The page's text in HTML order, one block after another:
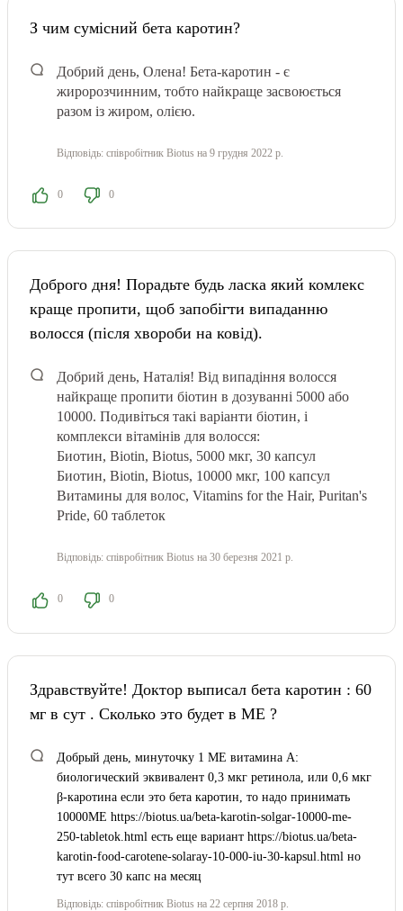
З чим сумісний бета каротин?
Добрий день, Олена! Бета-каротин - є
жиророзчинним, тобто найкраще засвоюється
разом із жиром, олією.
Відповідь: співробітник Biotus на 9 грудня 2022 р.
0 0
Доброго дня! Порадьте будь ласка який комлекс
краще пропити, щоб запобігти випаданню
волосся (після хвороби на ковід).
Добрий день, Наталія! Від випадіння волосся
найкраще пропити біотин в дозуванні 5000 або
10000. Подивіться такі варіанти біотин, і
комплекси вітамінів для волосся:
Биотин, Biotin, Biotus, 5000 мкг, 30 капсул
Биотин, Biotin, Biotus, 10000 мкг, 100 капсул
Витамины для волос, Vitamins for the Hair, Puritan's
Pride, 60 таблеток
Відповідь: співробітник Biotus на 30 березня 2021 р.
0 0
Здравствуйте! Доктор выписал бета каротин : 60
мг в сут . Сколько это будет в МЕ ?
Добрый день, минуточку 1 МЕ витамина A:
биологический эквивалент 0,3 мкг ретинола, или 0,6 мкг
β-каротина если это бета каротин, то надо принимать
10000МЕ https://biotus.ua/beta-karotin-solgar-10000-me-
250-tabletok.html есть еще вариант https://biotus.ua/beta-
karotin-food-carotene-solaray-10-000-iu-30-kapsul.html но
тут всего 30 капс на месяц
Відповідь: співробітник Biotus на 22 серпня 2018 р.